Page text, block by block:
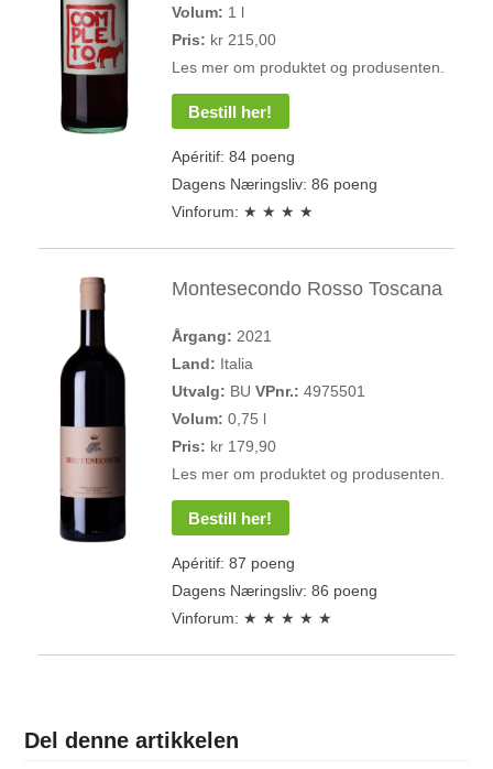
Volum: 1 l
Pris: kr 215,00
Les mer om produktet og produsenten.
Bestill her!
Apéritif: 84 poeng
Dagens Næringsliv: 86 poeng
Vinforum: ★ ★ ★ ★
Montesecondo Rosso Toscana
Årgang: 2021
Land: Italia
Utvalg: BU VPnr.: 4975501
Volum: 0,75 l
Pris: kr 179,90
Les mer om produktet og produsenten.
Bestill her!
Apéritif: 87 poeng
Dagens Næringsliv: 86 poeng
Vinforum: ★ ★ ★ ★ ★
Del denne artikkelen